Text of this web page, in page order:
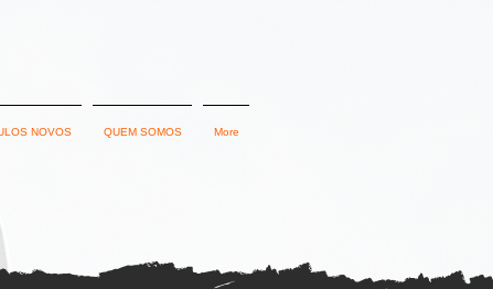
NOVOS QUEM SOMOS More